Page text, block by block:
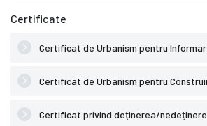
Certificate
Certificat de Urbanism pentru
Certificat de Urbanism pentru
Certificat privind deținerea/